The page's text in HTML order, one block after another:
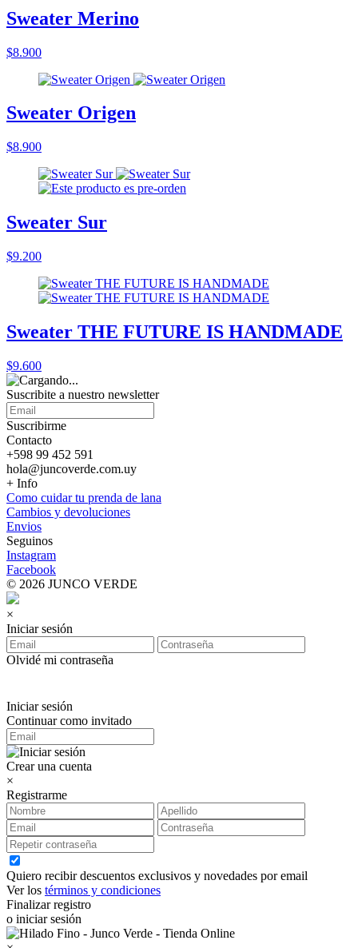
Sweater Merino
$8.900
Sweater Origen
$8.900
Sweater Sur
$9.200
Sweater THE FUTURE IS HANDMADE
$9.600
Suscribite a nuestro newsletter
Suscribirme
Contacto
+598 99 452 591
hola@juncoverde.com.uy
+ Info
Como cuidar tu prenda de lana
Cambios y devoluciones
Envios
Seguinos
Instagram
Facebook
© 2026 JUNCO VERDE
×
Iniciar sesión
Olvidé mi contraseña
Iniciar sesión
Continuar como invitado
Crear una cuenta
×
Registrarme
Quiero recibir descuentos exclusivos y novedades por email
Ver los términos y condiciones
Finalizar registro
o iniciar sesión